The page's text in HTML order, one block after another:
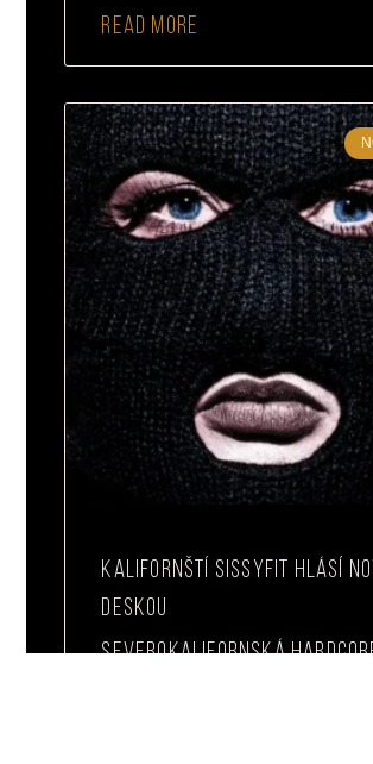
READ MORE
KALIFORNŠTÍ SISSYFIT HLÁSÍ
DESKOU
Severokalifornská